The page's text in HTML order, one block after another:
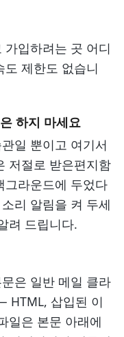
입하려는 곳 어디
제한도 없습니
하지 마세요
일 뿐이고 여기서
저절로 받은편지함
그라운드에 두었다
리 알림을 켜 두세
려 드립니다.
은 일반 메일 클라
HTML, 삽입된 이
일은 본문 아래에